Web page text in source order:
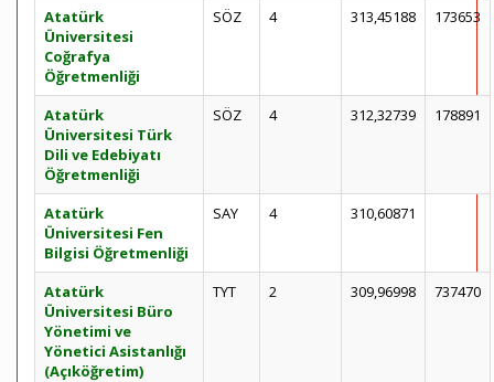
Atatürk
Üniversitesi
Coğrafya
Öğretmenliği
SÖZ 4 313,45188 173653
Atatürk
Üniversitesi Türk
Dili ve Edebiyatı
Öğretmenliği
SÖZ 4 312,32739 178891
Atatürk
Üniversitesi Fen
Bilgisi Öğretmenliği
SAY 4 310,60871
Atatürk
Üniversitesi Büro
Yönetimi ve
Yönetici Asistanlığı
(Açıköğretim)
TYT 2 309,96998 737470